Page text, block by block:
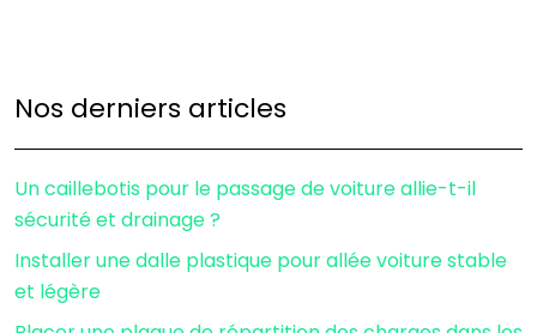
Nos derniers articles
Un caillebotis pour le passage de voiture allie-t-il
sécurité et drainage ?
Installer une dalle plastique pour allée voiture stable
et légère